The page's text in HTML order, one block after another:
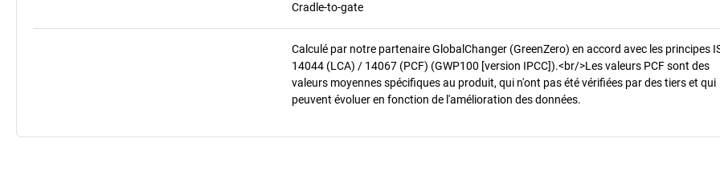
Cradle-to-gate
Calculé par notre partenaire GlobalChanger (GreenZero) en accord avec les principes
14044 (LCA) / 14067 (PCF) (GWP100 [version IPCC]).<br/>Les valeurs PCF sont des
valeurs moyennes spécifiques au produit, qui n'ont pas été vérifiées par des tiers et qui
peuvent évoluer en fonction de l'amélioration des données.